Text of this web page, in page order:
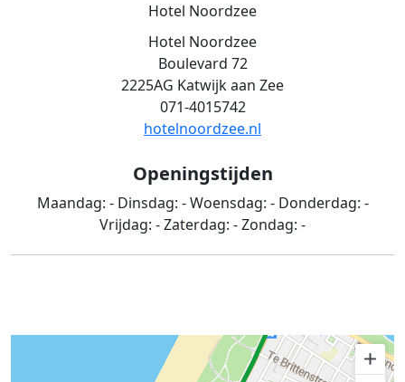
Hotel Noordzee
Hotel Noordzee
Boulevard 72
2225AG Katwijk aan Zee
071-4015742
hotelnoordzee.nl
Openingstijden
Maandag: - Dinsdag: -Woensdag: - Donderdag: -
Vrijdag: -Zaterdag: -Zondag: -